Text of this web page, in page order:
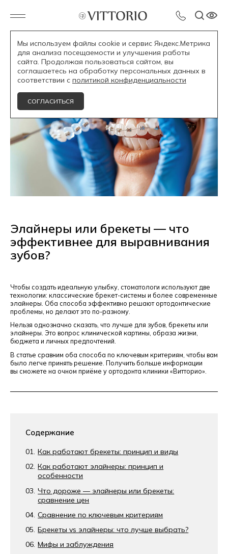
Блог /
Элайнеры или брекеты — что
эффективнее для выравнивания
зубов?
Чтобы создать идеальную улыбку, стоматологи используют две
технологии: классические брекет-системы и более современные
элайнеры. Оба способа эффективно решают ортодонтические
проблемы, но делают это по-разному
Нельзя однозначно сказать, что лучше для зубов, брекеты или
элайнеры. Это вопрос клинической картины, образа жизни,
бюджета и личных предпочтений.
В статье сравним оба способа по ключевым критериям, чтобы вам
было легче принять решение. Получить больше информации
вы сможете на очном приёме у ортодонта клиники «Витторио».
Содержание
Как работают брекеты: принцип и виды
Как работают элайнеры: принцип и
особенности
Что дороже — элайнеры или брекеты:
сравнение цен
Сравнение по ключевым критериям
Брекеты vs элайнеры: что лучше выбрать?
Мифы и заблуждения
Мы используем файлы cookie и сервис Яндекс.Метрика
для анализа посещаемости и улучшения работы
сайта. Продолжая пользоваться сайтом, вы
соглашаетесь на обработку персональных данных в
соответствии с политикой конфиденциальности
СОГЛАСИТЬСЯ